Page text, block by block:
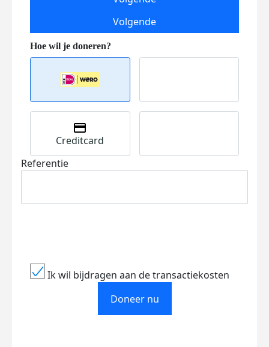
Volgende
Creditcard
Referentie
Ik wil bijdragen aan de transactiekosten
Doneer nu